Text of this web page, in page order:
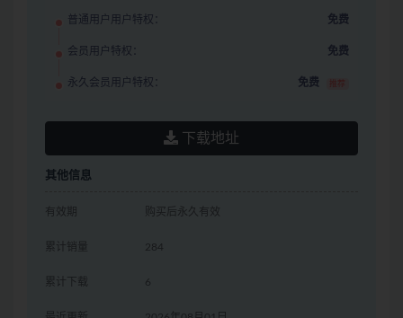
普通用户用户特权： 免费
会员用户特权： 免费
永久会员用户特权： 免费 推荐
下载地址
其他信息
有效期 购买后永久有效
累计销量 284
累计下载 6